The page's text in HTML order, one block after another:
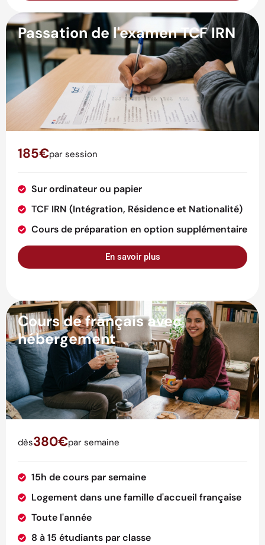
Passation de l'examen TCF IRN
185€par session
Sur ordinateur ou papier
TCF IRN (Intégration, Résidence et Nationalité)
Cours de préparation en option supplémentaire
En savoir plus
Cours de français avec
hébergement
dès380€par semaine
15h de cours par semaine
Logement dans une famille d'accueil française
Toute l'année
8 à 15 étudiants par classe